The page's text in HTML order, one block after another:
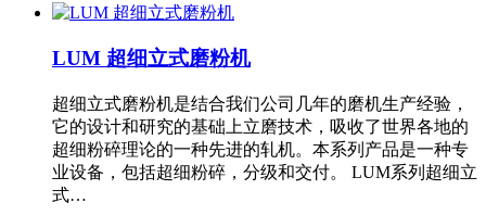
LUM 超细立式磨粉机
超细立式磨粉机是结合我们公司几年的磨机生产经验，
它的设计和研究的基础上立磨技术，吸收了世界各地的
超细粉碎理论的一种先进的轧机。本系列产品是一种专
业设备，包括超细粉碎，分级和交付。 LUM系列超细立
式…